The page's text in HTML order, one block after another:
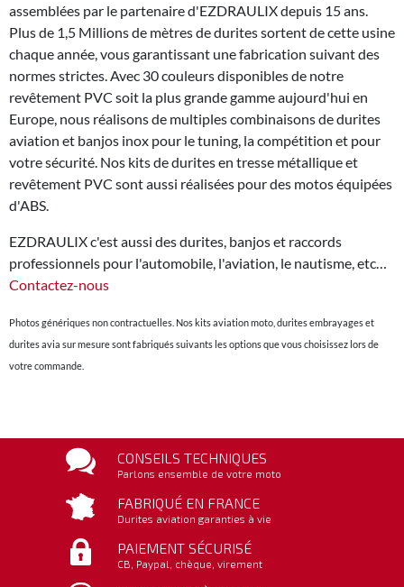
assemblées par le partenaire d'EZDRAULIX depuis 15 ans.
Plus de 1,5 Millions de mètres de durites sortent de cette usine
chaque année, vous garantissant une fabrication suivant des
normes strictes. Avec 30 couleurs disponibles de notre
revêtement PVC soit la plus grande gamme aujourd'hui en
Europe, nous réalisons de multiples combinaisons de durites
aviation et banjos inox pour le tuning, la compétition et pour
votre sécurité. Nos kits de durites en tresse métallique et
revêtement PVC sont aussi réalisées pour des motos équipées
d'ABS.
EZDRAULIX c'est aussi des durites, banjos et raccords
professionnels pour l'automobile, l'aviation, le nautisme, etc…
Contactez-nous
Photos génériques non contractuelles. Nos kits aviation moto, durites embrayages et
durites avia sur mesure sont fabriqués suivants les options que vous choisissez lors de
votre commande.
CONSEILS TECHNIQUES
Parlons ensemble de votre moto
FABRIQUÉ EN FRANCE
Durites aviation garanties à vie
PAIEMENT SÉCURISÉ
CB, Paypal, chèque, virement